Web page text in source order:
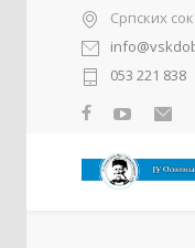
Српских
053 221 838